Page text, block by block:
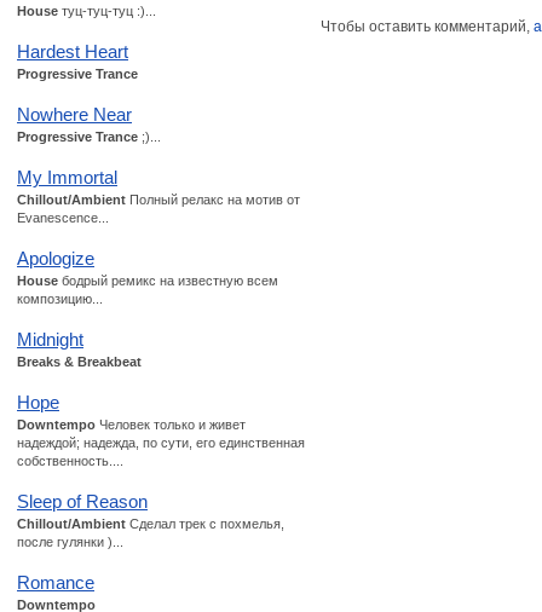
House туц-туц-туц :)...
Hardest Heart
Progressive Trance
Nowhere Near
Progressive Trance ;)...
My Immortal
Chillout/Ambient Полный релакс на мотив от
Evanescence...
Apologize
House бодрый ремикс на известную всем
композицию...
Midnight
Breaks & Breakbeat
Hope
Downtempo Человек только и живет
надеждой; надежда, по сути, его единственная
собственность....
Sleep of Reason
Chillout/Ambient Сделал трек с похмелья,
после гулянки )...
Romance
Downtempo
Чтобы оставить комментарий,